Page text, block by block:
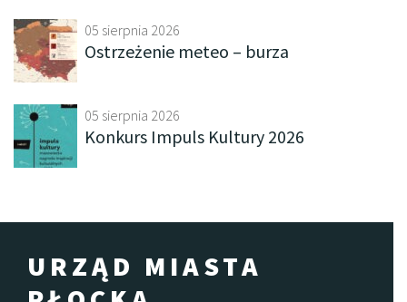
05 sierpnia 2026
Ostrzeżenie meteo – burza
05 sierpnia 2026
Konkurs Impuls Kultury 2026
URZĄD MIASTA